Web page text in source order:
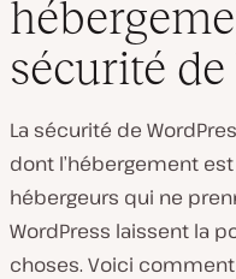
sécurité
La sécurité de
dont l’hébergement
hébergeurs qui ne
WordPress laissent la
choses. Voici